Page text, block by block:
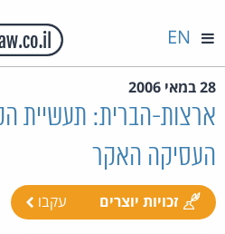
EN
28 במאי 2006
ארצות-הברית: תעשיית
העסיקה האקר
זכויות יוצרים עקבו